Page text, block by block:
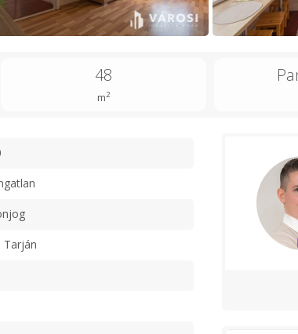
48
m2
Tarján